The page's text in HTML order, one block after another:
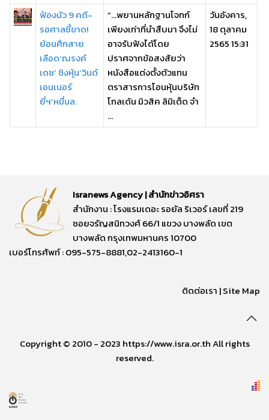
ฟ้องนัว 9 คดี-
รอศาลชี้ขาด!
ย้อนศึกสาย
เลือด‘ณรงค์
เดช’ ชิงหุ้น‘วินด์
เอนเนอร์
ยี่ฯ’หมื่นล.
“…พยานหลักฐานโจทก์
เพียงเท่าที่นำสืบมา จึงไม่
อาจรับฟังได้โดย
ปราศจากข้อสงสัยว่า
หนังสือแต่งตั้งตัวแทน
ตราสารการโอนหุ้นบริษัท
โกลเด้น มิวสิค ลิมิเต็ด จำ
...
วันอังคาร,
18 ตุลาคม
2565 15:31
Isranews Agency | สำนักข่าวอิศรา
สำนักงาน : โรงแรมเดอะ รอยัล ริเวอร์ เลขที่ 219
ซอยจรัญสนิทวงศ์ 66/1 แขวง บางพลัด เขต
บางพลัด กรุงเทพมหานคร 10700
เบอร์โทรศัพท์ : 095-575-8881,02-2413160-1
ติดต่อเรา |Site Map
Copyright © 2010 - 2023 https://www.isra.or.th All rights
reserved.